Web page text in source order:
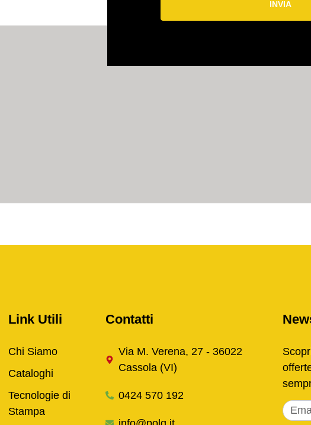
INVIA
Link Utili
Chi Siamo
Cataloghi
Tecnologie di
Stampa
Contatti
Via M. Verena, 27 - 36022
Cassola (VI)
0424 570 192